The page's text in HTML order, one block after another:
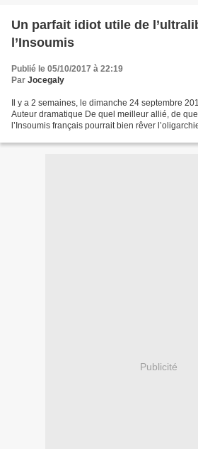
Un parfait idiot utile de
l’Insoumis
Publié le 05/10/2017 à 22:19
Par Jocegaly
Il y a 2 semaines, le dimanche 24 septembre
Auteur dramatique De quel meilleur allié, de
l’Insoumis français pourrait bien rêver
Publicité